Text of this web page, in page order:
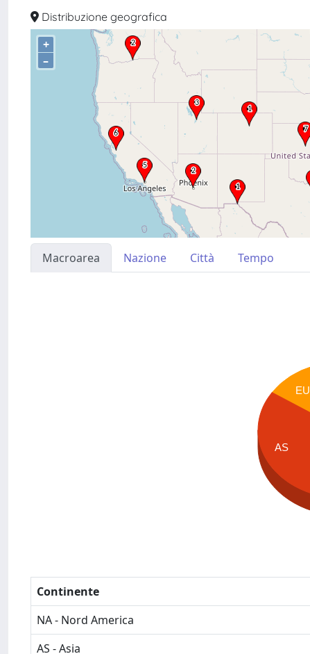
Distribuzione geografica
+
–
Macroarea Nazione Città
Tempo
EU
AS
Continente
NA - Nord America
AS - Asia